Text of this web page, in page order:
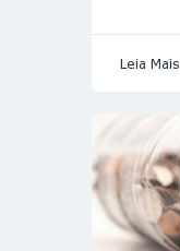
Leia Mais